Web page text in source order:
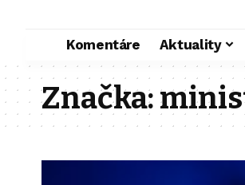
Komentáre Aktuality
Značka: